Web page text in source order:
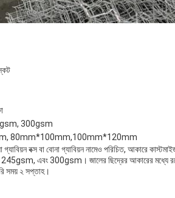
300gsm
80mm*100mm,100mm*120mm
গ্যাবিয়ন বক্স বা বোনা গ্যাবিয়ন নামেও পরিচিত, আকারে
245gsm, এবং 300gsm। জালের ছিদ্রের আকারের
২ সপ্তাহ।